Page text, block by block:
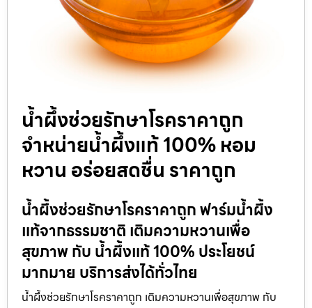
น้ำผึ้งช่วยรักษาโรคราคาถูก
จำหน่ายน้ำผึ้งแท้ 100% หอม
หวาน อร่อยสดชื่น ราคาถูก
น้ำผึ้งช่วยรักษาโรคราคาถูก ฟาร์มน้ำผึ้ง
แท้จากธรรมชาติ เติมความหวานเพื่อ
สุขภาพ กับ น้ำผึ้งแท้ 100% ประโยชน์
มากมาย บริการส่งได้ทั่วไทย
น้ำผึ้งช่วยรักษาโรคราคาถูก เติมความหวานเพื่อสุขภาพ กับ